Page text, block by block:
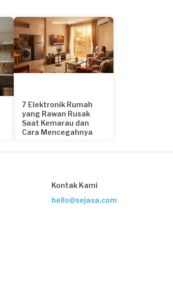
7 Elektronik Rumah
yang Rawan Rusak
Saat Kemarau dan
Cara Mencegahnya
Kontak Kami
hello@sejasa.com